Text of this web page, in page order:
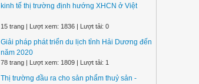
kinh tế thị trường định hướng XHCN ở Việt
15 trang | Lượt xem: 1836 | Lượt tải: 0
Giải pháp phát triển du lịch tỉnh Hải Dương đến
năm 2020
78 trang | Lượt xem: 1809 | Lượt tải: 1
Thị trường đầu ra cho sản phẩm thuỷ sản -